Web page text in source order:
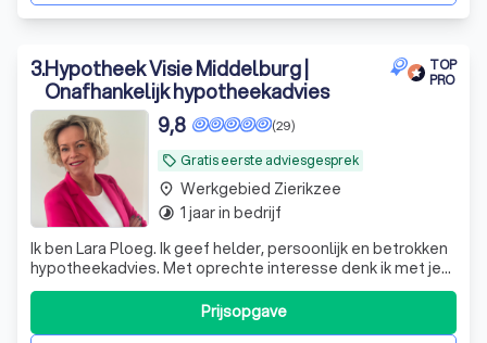
3.Hypotheek Visie Middelburg |
Onafhankelijk hypotheekadvies
TOP
PRO
local_offer Gratis eerste adviesgesprek
(29)
9,8
Ik ben Lara Ploeg. Ik geef helder, persoonlijk en betrokken
hypotheekadvies. Met oprechte interesse denk ik met je
mee – ook als het leven anders loopt dan gepland.
Prijsopgave
place Werkgebied Zierikzee
timelapse 1 jaar in bedrijf